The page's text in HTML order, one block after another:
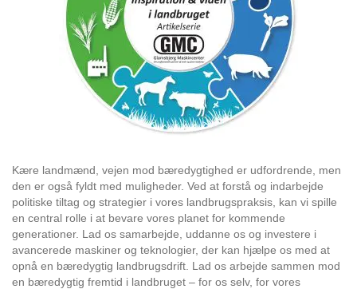
Kære landmænd, vejen mod bæredygtighed er udfordrende, men
den er også fyldt med muligheder. Ved at forstå og indarbejde
politiske tiltag og strategier i vores landbrugspraksis, kan vi spille
en central rolle i at bevare vores planet for kommende
generationer. Lad os samarbejde, uddanne os og investere i
avancerede maskiner og teknologier, der kan hjælpe os med at
opnå en bæredygtig landbrugsdrift. Lad os arbejde sammen mod
en bæredygtig fremtid i landbruget – for os selv, for vores